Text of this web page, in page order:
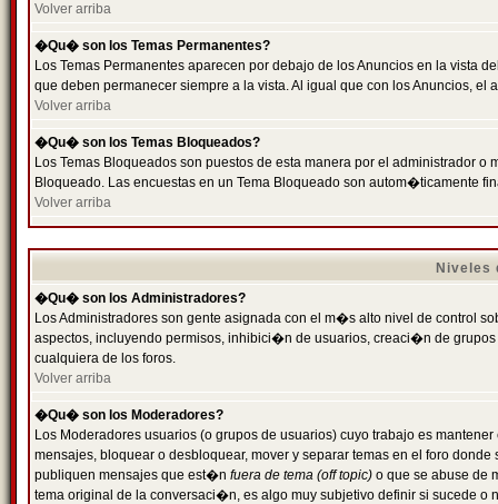
Volver arriba
�Qu� son los Temas Permanentes?
Los Temas Permanentes aparecen por debajo de los Anuncios en la
que deben permanecer siempre a la vista. Al igual que con los Anuncios,
Volver arriba
�Qu� son los Temas Bloqueados?
Los Temas Bloqueados son puestos de esta manera por el administrador
Bloqueado. Las encuestas en un Tema Bloqueado son autom�ticamente
Volver arriba
Niveles
�Qu� son los Administradores?
Los Administradores son gente asignada con el m�s alto nivel de control
aspectos, incluyendo permisos, inhibici�n de usuarios, creaci�n de
cualquiera de los foros.
Volver arriba
�Qu� son los Moderadores?
Los Moderadores usuarios (o grupos de usuarios) cuyo trabajo es
mensajes, bloquear o desbloquear, mover y separar temas en el foro
publiquen mensajes que est�n fuera de tema (off topic) o que se abuse de
tema original de la conversaci�n, es algo muy subjetivo definir si sucede